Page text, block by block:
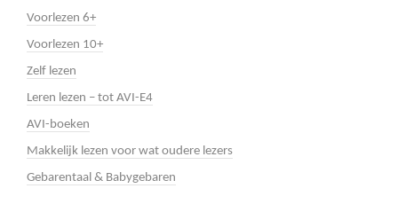
Voorlezen 6+
Voorlezen 10+
Zelf lezen
Leren lezen – tot AVI-E4
AVI-boeken
Makkelijk lezen voor wat oudere lezers
Gebarentaal & Babygebaren